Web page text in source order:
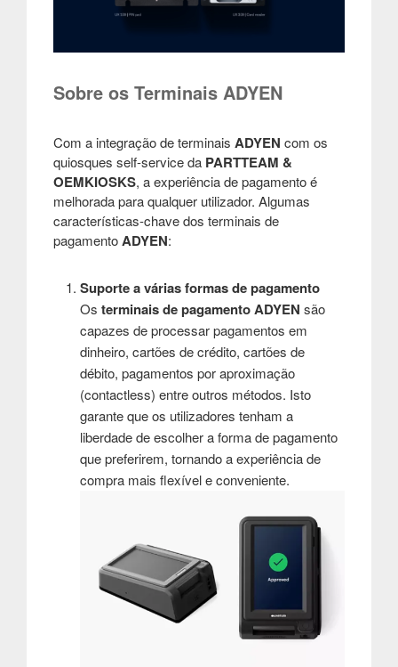
Sobre os Terminais ADYEN
Com a integração de terminais ADYEN com os
quiosques self-serviceda PARTTEAM &
OEMKIOSKS, a experiência de pagamento é
melhorada para qualquer utilizador. Algumas
características-chave dos terminais de
pagamentoADYEN:
Suporte a várias formas de pagamento
Os terminais de pagamento ADYEN são
capazes de processar pagamentos em
dinheiro, cartões de crédito, cartões de
débito, pagamentos por aproximação
(contactless) entre outros métodos. Isto
garante que os utilizadores tenham a
liberdade de escolher a forma de pagamento
que preferirem, tornando a experiência de
compra mais flexível e conveniente.